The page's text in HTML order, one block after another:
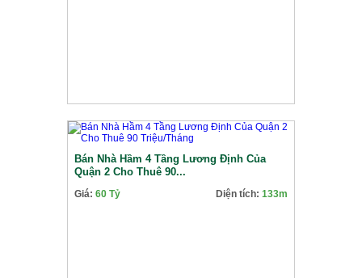
Bán Nhà Hầm 4 Tầng Lương Định Của
Quận 2 Cho Thuê 90...
Giá: 60 Tỷ Diện tích: 133m